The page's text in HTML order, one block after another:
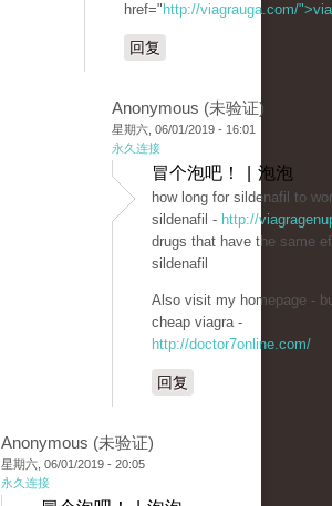
href=" http://viagrauga.com/
回复
Anonymous (未验证)
星期六, 06/01/2019 - 16:01
永久连接
冒个泡吧！ | 泡泡
how long for sildenafil to
sildenafil - http://
drugs that have the same
sildenafil
Also visit my homepage -
cheap viagra -
http://doctor7online.com/
回复
Anonymous (未验证)
星期六, 06/01/2019 - 20:05
永久连接